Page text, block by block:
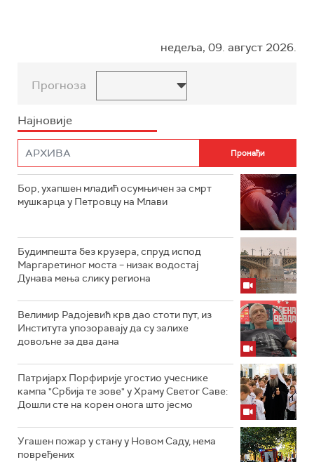
недеља, 09. август 2026.
Прогноза
Најновије
Бор, ухапшен младић осумњичен за смрт
мушкарца у Петровцу на Млави
Будимпешта без крузера, спруд испод
Маргаретиног моста – низак водостај
Дунава мења слику региона
Велимир Радојевић крв дао стоти пут, из
Института упозоравају да су залихе
довољне за два дана
Патријарх Порфирије угостио учеснике
кампа "Србија те зове" у Храму Светог Саве:
Дошли сте на корен онога што јесмо
Угашен пожар у стану у Новом Саду, нема
повређених